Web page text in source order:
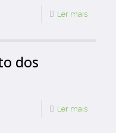
Ler mais
dos
Ler mais